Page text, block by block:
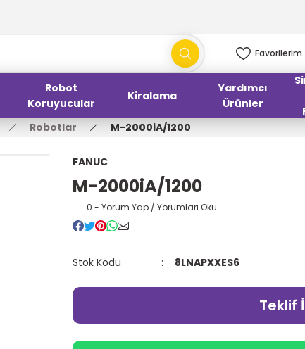
Favorilerim
Robot
Koruyucular
Kiralama
Yardımcı
Ürünler
Robotlar M-2000iA/1200
FANUC
M-2000iA/1200
0 - Yorum Yap / Yorumları Oku
Stok Kodu 8LNAPXXES6
Teklif